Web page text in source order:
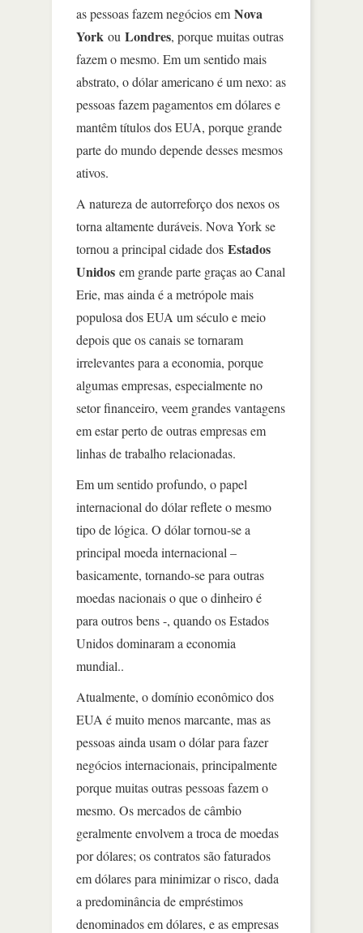
as pessoas fazem negócios em Nova
York ou Londres, porque muitas outras
fazem o mesmo. Em um sentido mais
abstrato, o dólar americano é um nexo: as
pessoas fazem pagamentos em dólares e
mantêm títulos dos EUA, porque grande
parte do mundo depende desses mesmos
ativos.
A natureza de autorreforço dos nexos os
torna altamente duráveis. Nova York se
tornou a principal cidade dos Estados
Unidos em grande parte graças ao Canal
Erie, mas ainda é a metrópole mais
populosa dos EUA um século e meio
depois que os canais se tornaram
irrelevantes para a economia, porque
algumas empresas, especialmente no
setor financeiro, veem grandes vantagens
em estar perto de outras empresas em
linhas de trabalho relacionadas.
Em um sentido profundo, o papel
internacional do dólar reflete o mesmo
tipo de lógica. O dólar tornou-se a
principal moeda internacional –
basicamente, tornando-se para outras
moedas nacionais o que o dinheiro é
para outros bens -, quando os Estados
Unidos dominaram a economia
mundial..
Atualmente, o domínio econômico dos
EUA é muito menos marcante, mas as
pessoas ainda usam o dólar para fazer
negócios internacionais, principalmente
porque muitas outras pessoas fazem o
mesmo. Os mercados de câmbio
geralmente envolvem a troca de moedas
por dólares; os contratos são faturados
em dólares para minimizar o risco, dada
a predominância de empréstimos
denominados em dólares, e as empresas